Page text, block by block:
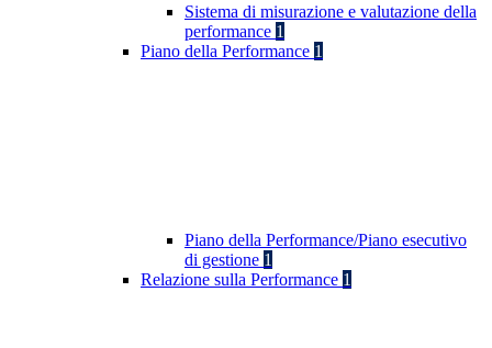
Sistema di misurazione e valutazione della
performance 1
Piano della Performance 1
Piano della Performance/Piano esecutivo
di gestione 1
Relazione sulla Performance 1